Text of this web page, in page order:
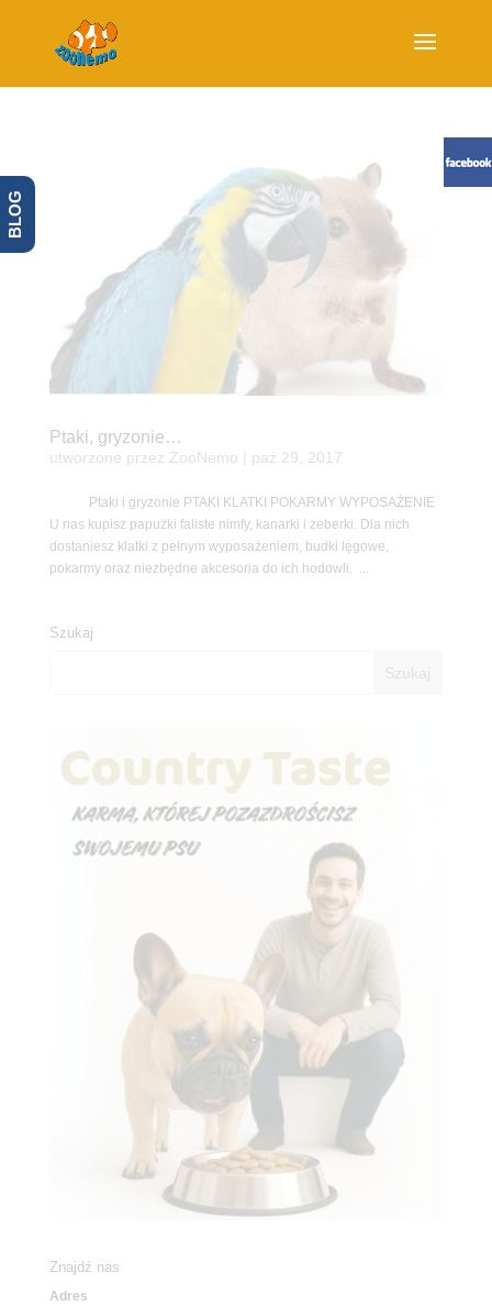
Ptaki, gryzonie…
utworzone przez ZooNemo paź 29, 2017
Ptaki i gryzonie PTAKI KLATKI POKARMY WYPOSAŻENIE
U nas kupisz papużki faliste nimfy, kanarki i zeberki. Dla nich
dostaniesz klatki z pełnym wyposażeniem, budki lęgowe,
pokarmy oraz niezbędne akcesoria do ich hodowli. ...
Szukaj
Znajdź nas
Adres
BLOG